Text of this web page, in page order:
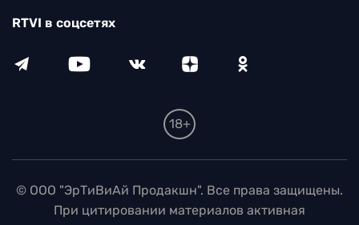
RTVI в соцсетях
18+
© ООО "ЭрТиВиАй Продакшн". Все права защищены.
При цитировании материалов активная